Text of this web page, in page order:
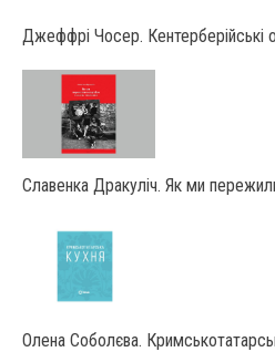
Джеффрі Чосер. Кентерберійські
Славенка Дракуліч. Як ми
Олена Соболєва.